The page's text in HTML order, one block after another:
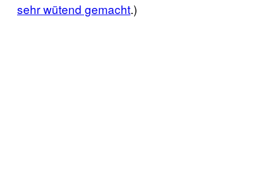
sehr wütend gemacht.)